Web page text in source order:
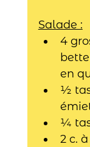
Salade :
4
en
½
¼
2 c.